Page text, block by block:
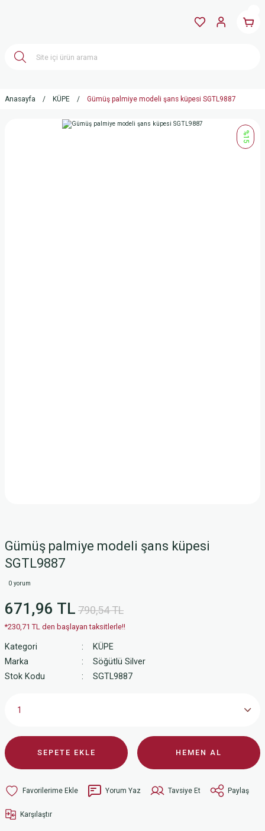
Anasayfa KÜPE Gümüş palmiye modeli şans küpesi SGTL9887
%15
Gümüş palmiye modeli şans küpesi
SGTL9887
0 yorum
671,96 TL 790,54 TL
*230,71 TL den başlayan taksitlerle!!
Kategori
KÜPE
Marka
Söğütlü Silver
Stok Kodu
SGTL9887
SEPETE EKLE HEMEN AL
Yorum Yaz Tavsiye Et Paylaş
Karşılaştır